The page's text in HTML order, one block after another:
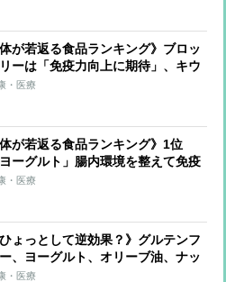
体が若返る食品ランキング》ブロッ
ーは「免疫力向上に期待」、キウ
ルーツは「睡眠へ好影響」 気を
・医療
体が若返る食品ランキング》1位
ヨーグルト」腸内環境を整えて免疫
ップ、カルシウムやたんぱく質も
・医療
ひょっとして逆効果？》グルテンフ
、ヨーグルト、オリーブ油、ナッ
、減塩生活…注意したい日本人の
・医療